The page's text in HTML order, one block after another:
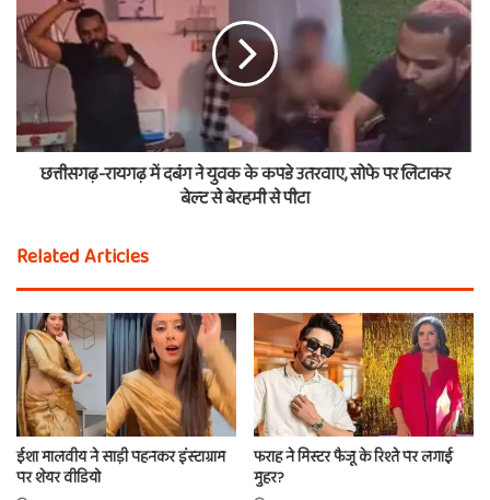
छत्तीसगढ़-रायगढ़ में दबंग ने युवक के कपडे उतरवाए, सोफे पर लिटाकर
बेल्ट से बेरहमी से पीटा
Related Articles
ईशा मालवीय ने साड़ी पहनकर इंस्टाग्राम
पर शेयर वीडियो
फराह ने मिस्टर फैजू के रिश्ते पर लगाई
मुहर?